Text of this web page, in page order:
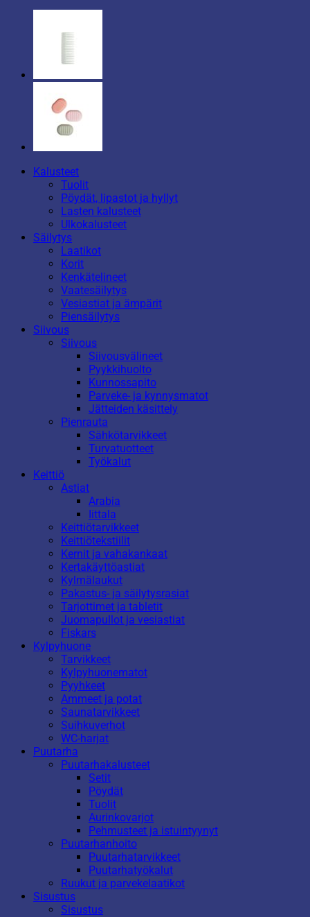
Kalusteet
Tuolit
Pöydät, lipastot ja hyllyt
Lasten kalusteet
Ulkokalusteet
Säilytys
Laatikot
Korit
Kenkätelineet
Vaatesäilytys
Vesiastiat ja ämpärit
Piensäilytys
Siivous
Siivous
Siivousvälineet
Pyykkihuolto
Kunnossapito
Parveke- ja kynnysmatot
Jätteiden käsittely
Pienrauta
Sähkötarvikkeet
Turvatuotteet
Työkalut
Keittiö
Astiat
Arabia
Iittala
Keittiötarvikkeet
Keittiötekstiilit
Kernit ja vahakankaat
Kertakäyttöastiat
Kylmälaukut
Pakastus- ja säilytysrasiat
Tarjottimet ja tabletit
Juomapullot ja vesiastiat
Fiskars
Kylpyhuone
Tarvikkeet
Kylpyhuonematot
Pyyhkeet
Ammeet ja potat
Saunatarvikkeet
Suihkuverhot
WC-harjat
Puutarha
Puutarhakalusteet
Setit
Pöydät
Tuolit
Aurinkovarjot
Pehmusteet ja istuintyynyt
Puutarhanhoito
Puutarhatarvikkeet
Puutarhatyökalut
Ruukut ja parvekelaatikot
Sisustus
Sisustus